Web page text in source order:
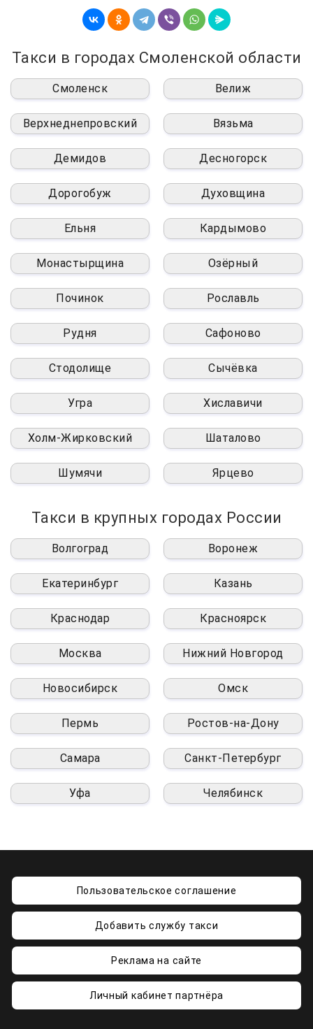
Такси в городах Смоленской области
Смоленск Велиж
Верхнеднепровский Вязьма
Демидов Десногорск
Дорогобуж Духовщина
Ельня Кардымово
Монастырщина Озёрный
Починок Рославль
Рудня Сафоново
Стодолище Сычёвка
Угра Хиславичи
Холм-Жирковский Шаталово
Шумячи Ярцево
Такси в крупных городах России
Волгоград Воронеж
Екатеринбург Казань
Краснодар Красноярск
Москва Нижний Новгород
Новосибирск Омск
Пермь Ростов-на-Дону
Самара Санкт-Петербург
Уфа Челябинск
Пользовательское соглашение
Добавить службу такси
Реклама на сайте
Личный кабинет партнёра